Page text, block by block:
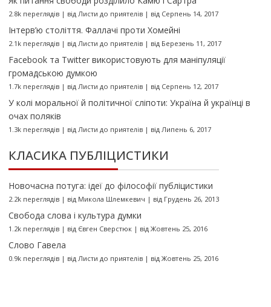
2.8k переглядів| від Листи до приятелів| від Серпень 14, 2017
Інтерв’ю століття. Фаллачі проти Хомейні
2.1k переглядів| від Листи до приятелів| від Березень 11, 2017
Facebook та Twitter використовують для маніпуляції
громадською думкою
1.7k переглядів| від Листи до приятелів| від Серпень 12, 2017
У колі моральної й політичної сліпоти: Україна й українці в
очах поляків
1.3k переглядів| від Листи до приятелів| від Липень 6, 2017
КЛАСИКА ПУБЛІЦИСТИКИ
Новочасна потуга: ідеї до філософії публіцистики
2.2k переглядів| від Микола Шлемкевич | від Грудень 26, 2013
Свобода слова і культура думки
1.2k переглядів| від Євген Сверстюк| від Жовтень 25, 2016
Слово Гавела
0.9k переглядів| від Листи до приятелів| від Жовтень 25, 2016